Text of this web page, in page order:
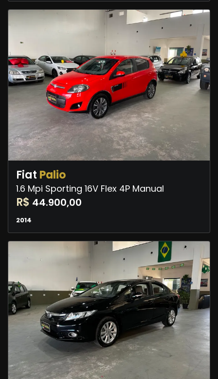
Fiat Palio
1.6 Mpi Sporting 16V Flex 4P Manual
R$ 44.900,00
2014